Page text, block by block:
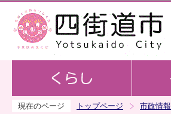
現在のページ トップページ 市政情報